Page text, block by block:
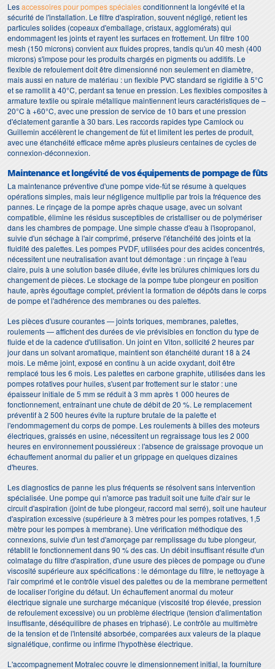
Lesaccessoires pour pompes spécialesconditionnent la longévité et la
sécurité de l'installation. Le filtre d'aspiration, souvent négligé, retient les
particules solides (copeaux d'emballage, cristaux, agglomérats) qui
endommagent les joints et rayent les surfaces en frottement. Un filtre 100
mesh (150 microns) convient aux fluides propres, tandis qu'un 40 mesh (400
microns) s'impose pour les produits chargés en pigments ou additifs. Le
flexible de refoulement doit être dimensionné non seulement en diamètre,
mais aussi en nature de matériau : un flexible PVC standard se rigidifie à 5°C
et se ramollit à 40°C, perdant sa tenue en pression. Les flexibles composites à
armature textile ou spirale métallique maintiennent leurs caractéristiques de –
20°C à +60°C, avec une pression de service de 10 bars et une pression
d'éclatement garantie à 30 bars. Les raccords rapides type Camlock ou
Guillemin accélèrent le changement de fût et limitent les pertes de produit,
avec une étanchéité efficace même après plusieurs centaines de cycles de
connexion-déconnexion.
Maintenance et longévité de vos équipements de pompage de fûts
La maintenance préventive d'une pompe vide-fût se résume à quelques
opérations simples, mais leur négligence multiplie par trois la fréquence des
pannes. Le rinçage de la pompe après chaque usage, avec un solvant
compatible, élimine les résidus susceptibles de cristalliser ou de polymériser
dans les chambres de pompage. Une simple chasse d'eau à l'isopropanol,
suivie d'un séchage à l'air comprimé, préserve l'étanchéité des joints et la
fluidité des palettes. Les pompes PVDF, utilisées pour des acides concentrés,
nécessitent une neutralisation avant tout démontage : un rinçage à l'eau
claire, puis à une solution basée diluée, évite les brûlures chimiques lors du
changement de pièces. Le stockage de la pompe tube plongeur en position
haute, après égouttage complet, prévient la formation de dépôts dans le corps
de pompe et l'adhérence des membranes ou des palettes.
Les pièces d'usure courantes — joints toriques, membranes, palettes,
roulements — affichent des durées de vie prévisibles en fonction du type de
fluide et de la cadence d'utilisation. Un joint en Viton, sollicité 2 heures par
jour dans un solvant aromatique, maintient son étanchéité durant 18 à 24
mois. Le même joint, exposé en continu à un acide oxydant, doit être
remplacé tous les 6 mois. Les palettes en carbone graphite, utilisées dans les
pompes rotatives pour huiles, s'usent par frottement sur le stator : une
épaisseur initiale de 5 mm se réduit à 3 mm après 1 000 heures de
fonctionnement, entraînant une chute de débit de 20 %. Le remplacement
préventif à 2 500 heures évite la rupture brutale de la palette et
l'endommagement du corps de pompe. Les roulements à billes des moteurs
électriques, graissés en usine, nécessitent un regraissage tous les 2 000
heures en environnement poussiéreux : l'absence de graissage provoque un
échauffement anormal du palier et un grippage en quelques dizaines
d'heures.
Les diagnostics de panne les plus fréquents se résolvent sans intervention
spécialisée. Une pompe qui n'amorce pas traduit soit une fuite d'air sur le
circuit d'aspiration (joint de tube plongeur, raccord mal serré), soit une hauteur
d'aspiration excessive (supérieure à 3 mètres pour les pompes rotatives, 1,5
mètre pour les pompes à membrane). Une vérification méthodique des
connexions, suivie d'un test d'amorçage par remplissage du tube plongeur,
rétablit le fonctionnement dans 90 % des cas. Un débit insuffisant résulte d'un
colmatage du filtre d'aspiration, d'une usure des pièces de pompage ou d'une
viscosité supérieure aux spécifications : le démontage du filtre, le nettoyage à
l'air comprimé et le contrôle visuel des palettes ou de la membrane permettent
de localiser l'origine du défaut. Un échauffement anormal du moteur
électrique signale une surcharge mécanique (viscosité trop élevée, pression
de refoulement excessive) ou un problème électrique (tension d'alimentation
insuffisante, déséquilibre de phases en triphasé). Le contrôle au multimètre
de la tension et de l'intensité absorbée, comparées aux valeurs de la plaque
signalétique, confirme ou infirme l'hypothèse électrique.
L'accompagnement Motralec couvre le dimensionnement initial, la fourniture